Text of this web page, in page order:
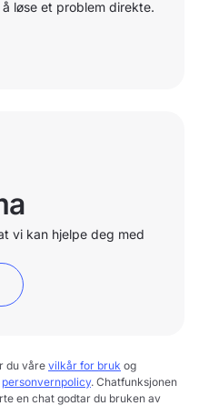
løse et problem direkte.
vi kan hjelpe deg med
du våre vilkår for bruk og
personvernpolicy. Chatfunksjonen
en chat godtar du bruken av